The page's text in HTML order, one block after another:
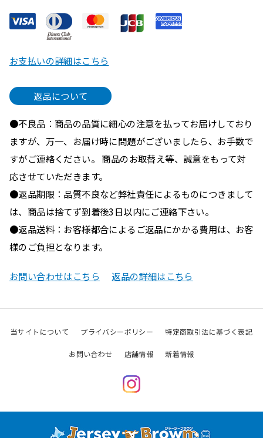
お支払いの詳細はこちら
返品について
●不良品：商品の品質に細心の注意を払ってお届けしており
ますが、万一、お届け時に問題がございましたら、お手数で
すがご連絡ください。 商品のお取替え等、誠意をもって対
応させていただきます。
●返品期限：品質不良など弊社責任によるものにつきまして
は、商品は捨てず到着後3日以内にご連絡下さい。
●返品送料：お客様都合によるご返品にかかる費用は、お客
様のご負担となります。
お問い合わせはこちら 返品の詳細はこちら
当サイトについて プライバシーポリシー 特定商取引法に基づく表記
お問い合わせ 店舗情報 新着情報